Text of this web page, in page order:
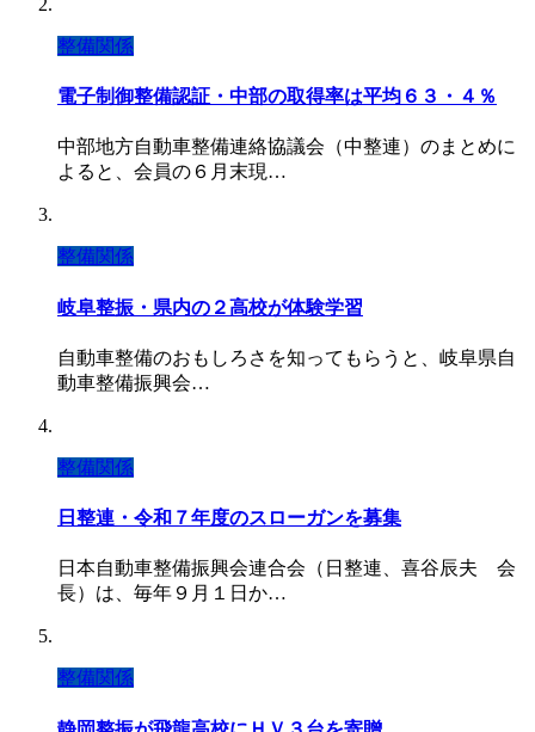
整備関係
電子制御整備認証・中部の取得率は平均６３・４％
中部地方自動車整備連絡協議会（中整連）のまとめに
よると、会員の６月末現…
整備関係
岐阜整振・県内の２高校が体験学習
自動車整備のおもしろさを知ってもらうと、岐阜県自
動車整備振興会…
整備関係
日整連・令和７年度のスローガンを募集
日本自動車整備振興会連合会（日整連、喜谷辰夫 会
長）は、毎年９月１日か…
整備関係